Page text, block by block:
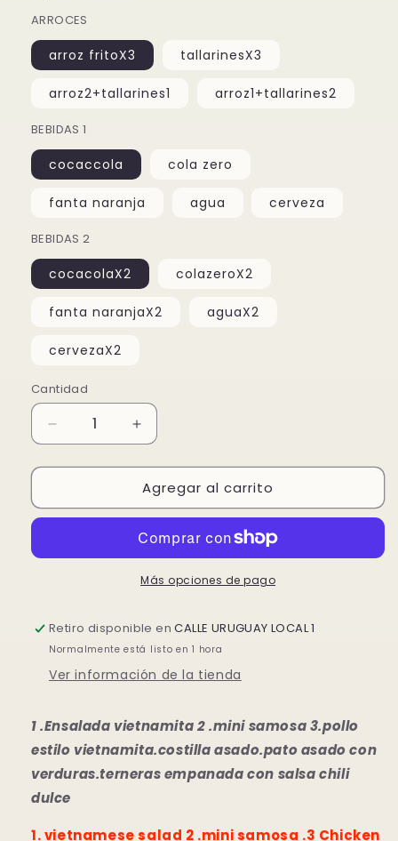
ARROCES
arroz fritoX3 tallarinesX3
arroz2+tallarines1 arroz1+tallarines2
BEBIDAS 1
cocaccola cola zero
fanta naranja agua cerveza
BEBIDAS 2
cocacolaX2 colazeroX2
fanta naranjaX2 aguaX2
cervezaX2
Cantidad
Reducir
cantidad
para
VIETNAMITA
Aumentar
cantidad
para
MENU
VIETNAMITA
3P
Agregar al carrito
Más opciones de pago
Retiro disponible enCALLE URUGUAY LOCAL 1
Normalmente está listo en 1 hora
Ver información de la tienda
1 .Ensalada vietnamita 2 .mini samosa 3.pollo
estilo vietnamita.costilla asado.pato asado con
verduras.terneras empanada con salsa chili
dulce
1. vietnamese salad 2 .mini samosa .3 Chicken